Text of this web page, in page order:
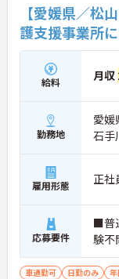
【愛媛県／松
護支援事業所
給料 月収
勤務地
愛媛
石手
雇用形態 正社
応募要件
■普
験不
車通勤可 日勤のみ